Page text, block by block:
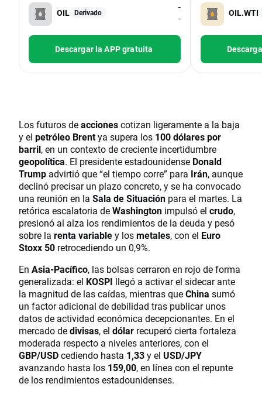
OIL Derivado
-
-
Descargar la APP gratuita
OIL.WTI
Los futuros deaccionescotizan ligeramente a la baja
y el petróleo Brentya supera los 100 dólares por
barril, en un contexto de creciente incertidumbre
geopolítica. El presidente estadounidense Donald
Trump advirtió que “el tiempo corre” para Irán, aunque
declinó precisar un plazo concreto, y se ha convocado
una reunión en la Sala de Situación para el martes. La
retórica escalatoria deWashington impulsó el crudo,
presionó al alza los rendimientos de la deuda y pesó
sobre la renta variabley losmetales, con el Euro
Stoxx 50 retrocediendo un 0,9%.
En Asia-Pacífico, las bolsas cerraron en rojo de forma
generalizada: el KOSPI llegó a activar el sidecar ante
la magnitud de las caídas, mientras queChina sumó
un factor adicional de debilidad tras publicar unos
datos de actividad económica decepcionantes. En el
mercado dedivisas, el dólar recuperó cierta fortaleza
moderada respecto a niveles anteriores, con el
GBP/USDcediendo hasta 1,33y el USD/JPY
avanzando hasta los 159,00, en línea con el repunte
de los rendimientos estadounidenses.